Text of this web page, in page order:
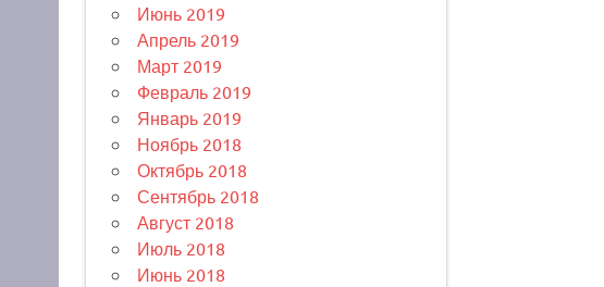
Июнь 2019
Апрель 2019
Март 2019
Февраль 2019
Январь 2019
Ноябрь 2018
Октябрь 2018
Сентябрь 2018
Август 2018
Июль 2018
Июнь 2018